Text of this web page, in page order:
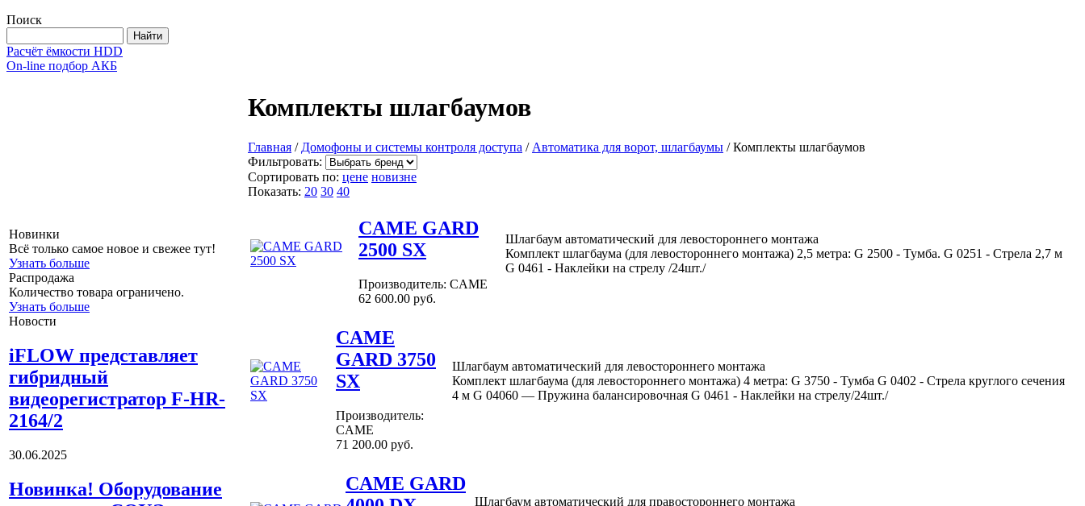
Поиск
Расчёт ёмкости HDD
On-line подбор АКБ
Новинки
Всё только самое новое и свежее тут!
Узнать больше
Распродажа
Количество товара ограничено.
Узнать больше
Новости
iFLOW представляет
гибридный
видеорегистратор F-HR-
2164/2
30.06.2025
Новинка! Оборудование
Комплекты шлагбаумов
Главная / Домофоны и системы контроля доступа / Автоматика для ворот, шлагбаумы / Комплекты шлагбаумов
Фильтровать:
Сортировать по: цене новизне
Показать: 20 30 40
CAME GARD
2500 SX
Производитель: CAME
62 600.00 руб.
Шлагбаум автоматический для левостороннего монтажа
Комплект шлагбаума (для левостороннего монтажа) 2,5 метра: G 2500 - Тумба. G 0251 - Стрела 2,7 м
G 0461 - Наклейки на стрелу /24шт./
CAME
GARD 3750
SX
Производитель:
CAME
71 200.00 руб.
Шлагбаум автоматический для левостороннего монтажа
Комплект шлагбаума (для левостороннего монтажа) 4 метра: G 3750 - Тумба G 0402 - Стрела круглого сечения
4 м G 04060 — Пружина балансировочная G 0461 - Наклейки на стрелу/24шт./
CAME GARD
Шлагбаум автоматический для правостороннего монтажа